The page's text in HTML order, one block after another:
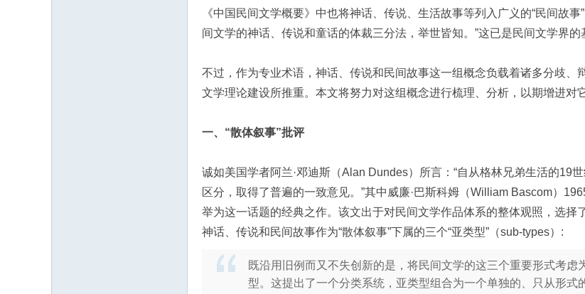
《中国民间文学概要》中也将神话、传说、生活故事等列入广义的“民间故
间文学的神话、传说和童话的体裁三分法，举世皆知。”这已是民间文学界的
不过，作为专业术语，神话、传说和民间故事这一组概念负载着诸多分歧
文学理论建设所推重。本文将努力对这组概念进行梳理、分析，以期增进对
一、“散体叙事”批评
诚如美国学者阿兰·邓迪斯（Alan Dundes）所言：“自从格林兄弟生活的19
区分，取得了普遍的一致意见。”其中威廉·巴斯科姆（William Bascom）
举为这一话题的经典之作。该文出于对民间文学作品体系的整体观照，选择
神话、传说和民间故事作为“散体叙事”下属的三个“亚类型”（sub-types）:
既沿用旧例而又不失创新的是，将民间文学的这三个重要形式考
型。这提出了一个分类系统，亚类型组合为一个单独的、只从形